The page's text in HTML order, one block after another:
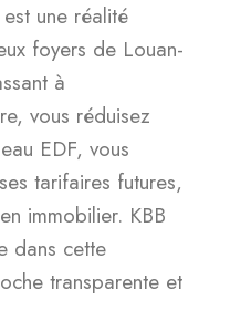
une réalité
foyers de Louan-
à
vous réduisez
EDF, vous
tarifaires futures,
immobilier. KBB
dans cette
transparente et